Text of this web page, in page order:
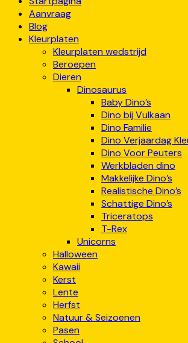
Aanvraag
Blog
Kleurplaten
Kleurplaten wedstrijd
Beroepen
Dieren
Dinosaurus
Baby Dino’s
Dino bij Vulkaan
Dino Familie
Dino Verjaardag
Dino Voor Peuters
Werkbladen dino
Makkelijke Dino’s
Realistische Dino’s
Schattige Dino’s
Triceratops
T-Rex
Unicorns
Halloween
Kawaii
Kerst
Lente
Herfst
Natuur & Seizoenen
Pasen